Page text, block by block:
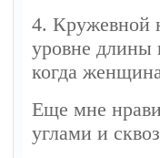
4. Кружевной
уровне длины
когда
Еще мне
углами и